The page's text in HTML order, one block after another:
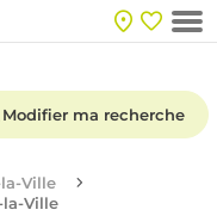
Modifier ma recherche
Ville
Ville